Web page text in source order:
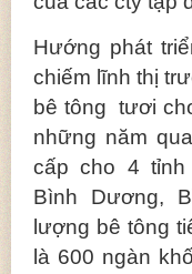
Hướng phát
chiếm lĩnh thị
bê tông tươi
những năm
cấp cho 4 tỉnh
Bình Dương,
lượng bê tông
là 600 ngàn